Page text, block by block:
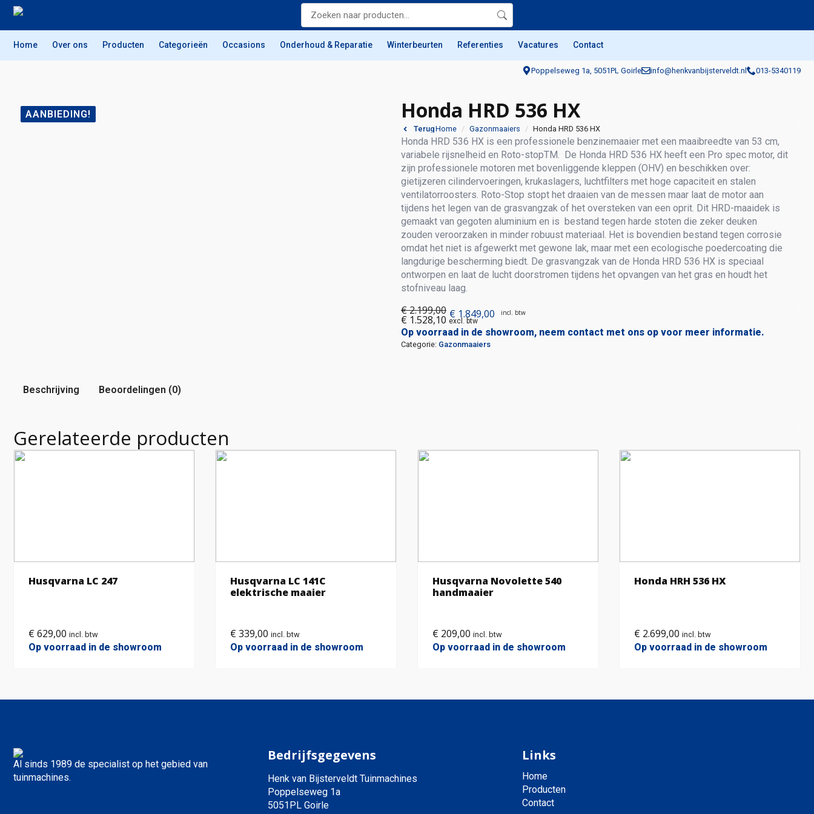
Home Over ons Producten Categorieën Occasions Onderhoud & Reparatie Winterbeurten Referenties Vacatures Contact
Poppelseweg 1a, 5051PL Goirle info@henkvanbijsterveldt.nl 013-5340119
AANBIEDING! Honda HRD 536 HX
TerugHome Gazonmaaiers Honda HRD 536 HX
Honda HRD 536 HX is een professionele benzinemaaier met een maaibreedte van 53 cm,
variabele rijsnelheid en Roto-stopTM. De Honda HRD 536 HX heeft een Pro spec motor, dit
zijn professionele motoren met bovenliggende kleppen (OHV) en beschikken over:
gietijzeren cilindervoeringen, krukaslagers, luchtfilters met hoge capaciteit en stalen
ventilatorroosters. Roto-Stop stopt het draaien van de messen maar laat de motor aan
tijdens het legen van de grasvangzak of het oversteken van een oprit. Dit HRD-maaidek is
gemaakt van gegoten aluminium en is bestand tegen harde stoten die zeker deuken
zouden veroorzaken in minder robuust materiaal. Het is bovendien bestand tegen corrosie
omdat het niet is afgewerkt met gewone lak, maar met een ecologische poedercoating die
langdurige bescherming biedt. De grasvangzak van de Honda HRD 536 HX is speciaal
ontworpen en laat de lucht doorstromen tijdens het opvangen van het gras en houdt het
stofniveau laag.
€2.199,00
Oorspronkelijke
prijs
was:
€ 1.849,00
Huidige
prijs
is:
incl. btw
€ 1.528,10 excl. btw
Op voorraad in de showroom, neem contact met ons op voor meer informatie.
Categorie: Gazonmaaiers
Beschrijving Beoordelingen (0)
Gerelateerde producten
Husqvarna LC 247
€ 629,00 incl. btw
Op voorraad in de showroom
Husqvarna LC 141C
elektrische maaier
€ 339,00 incl. btw
Op voorraad in de showroom
Husqvarna Novolette 540
handmaaier
€ 209,00 incl. btw
Op voorraad in de showroom
Honda HRH 536 HX
€ 2.699,00 incl. btw
Op voorraad in de showroom
Al sinds 1989 de specialist op het gebied van
tuinmachines.
Bedrijfsgegevens
Henk van Bijsterveldt Tuinmachines
Poppelseweg 1a
5051PL Goirle
Links
Home
Producten
Contact